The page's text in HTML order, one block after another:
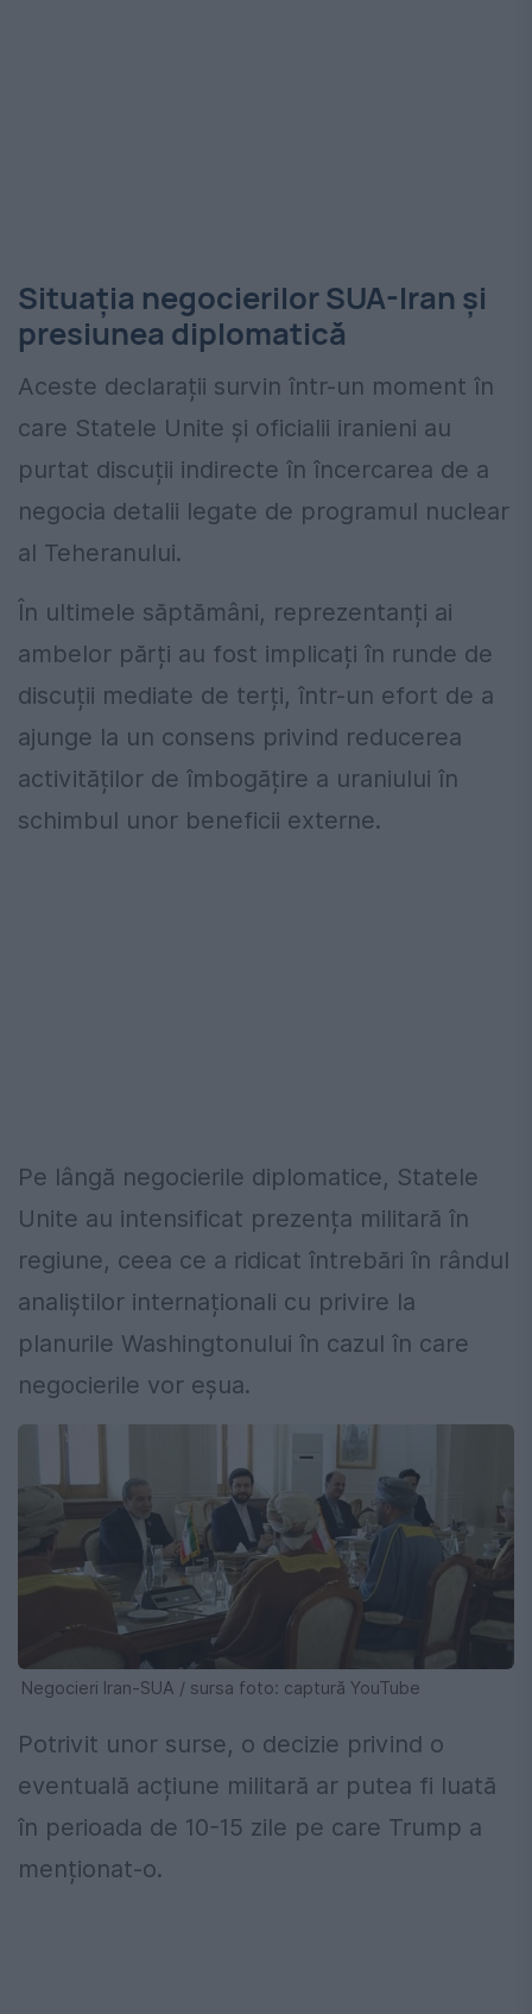
Situația negocierilor SUA-Iran și
presiunea diplomatică
Aceste declarații survin într-un moment în
care Statele Unite și oficialii iranieni au
purtat discuții indirecte în încercarea de a
negocia detalii legate de programul nuclear
al Teheranului.
În ultimele săptămâni, reprezentanți ai
ambelor părți au fost implicați în runde de
discuții mediate de terți, într-un efort de a
ajunge la un consens privind reducerea
activităților de îmbogățire a uraniului în
schimbul unor beneficii externe.
Pe lângă negocierile diplomatice, Statele
Unite au intensificat prezența militară în
regiune, ceea ce a ridicat întrebări în rândul
analiștilor internaționali cu privire la
planurile Washingtonului în cazul în care
negocierile vor eșua.
Negocieri Iran-SUA / sursa foto: captură YouTube
Potrivit unor surse, o decizie privind o
eventuală acțiune militară ar putea fi luată
în perioada de 10-15 zile pe care Trump a
menționat-o.